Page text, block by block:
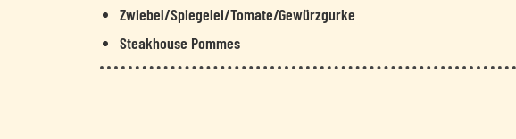
Zwiebel/Spiegelei/Tomate/Gewürzgurke
Steakhouse Pommes